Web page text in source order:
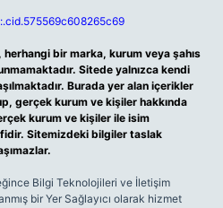
bir marka, kurum veya şahıs
Sitede yalnızca kendi
Burada yer alan içerikler
gerçek kurum ve kişiler hakkında
kurum ve kişiler ile isim
Sitemizdeki bilgiler taslak
Bilgi Teknolojileri ve İletişim
bir Yer Sağlayıcı olarak hizmet